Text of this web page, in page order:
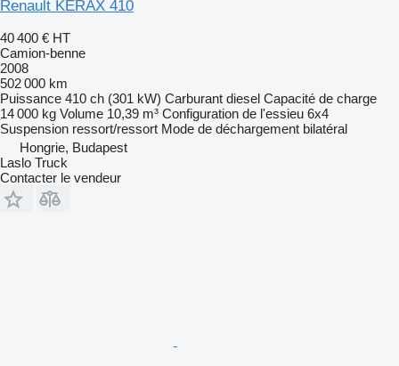
Renault KERAX 410
40 400 € HT
Camion-benne
2008
502 000 km
Puissance 410 ch (301 kW) Carburant diesel Capacité de charge
14 000 kg Volume 10,39 m³ Configuration de l'essieu 6x4
Suspension ressort/ressort Mode de déchargement bilatéral
Hongrie, Budapest
Laslo Truck
Contacter le vendeur